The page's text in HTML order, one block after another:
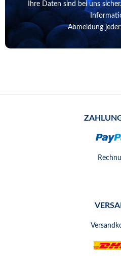
Ihre Daten sind bei uns
Abmeldung